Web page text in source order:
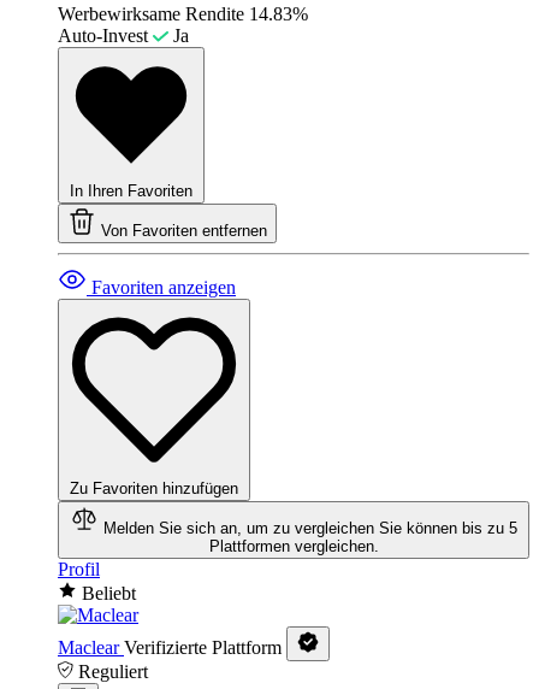
Werbewirksame Rendite 14.83%
Auto-Invest
Ja
In Ihren Favoriten
Von Favoriten entfernen
Favoriten anzeigen
Zu Favoriten hinzufügen
Melden Sie sich an, um zu vergleichen Sie können bis zu 5
Plattformen vergleichen.
Profil
Beliebt
Maclear Verifizierte Plattform
Reguliert